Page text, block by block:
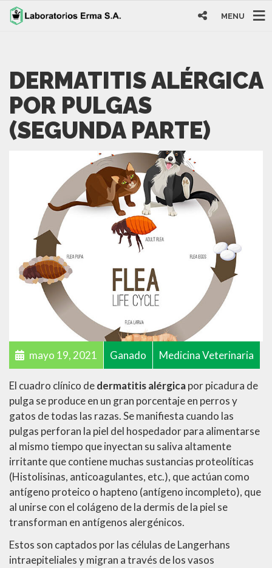
MENU
DERMATITIS ALÉRGICA
POR PULGAS
(SEGUNDA PARTE)
mayo 19, 2021 Ganado Medicina Veterinaria
El cuadro clínico dedermatitis alérgicapor picadura de
pulga se produce en un gran porcentaje en perros y
gatos de todas las razas. Se manifiesta cuando las
pulgas perforan la piel del hospedador para alimentarse
al mismo tiempo que inyectan su saliva altamente
irritante que contiene muchas sustancias proteolíticas
(Histolisinas, anticoagulantes, etc.), que actúan como
antígeno proteico o hapteno (antígeno incompleto), que
al unirse con el colágeno de la dermis de la piel se
transforman en antígenos alergénicos.
Estos son captados por las células de Langerhans
intraepiteliales y migran a través de los vasos